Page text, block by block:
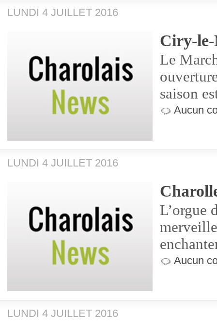
LUNDI 4 JUILLET 2016
Ciry-le-
Le
saison
Aucun
LUNDI 4 JUILLET 2016
L’orgue
Aucun
LUNDI 4 JUILLET 2016